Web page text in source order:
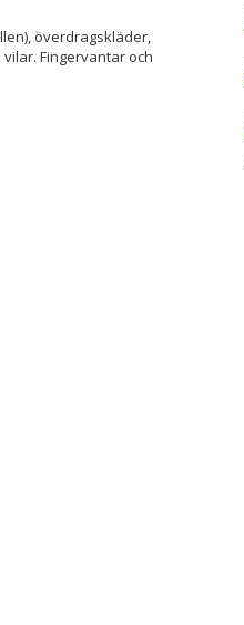
överdragskläder,
Fingervantar och